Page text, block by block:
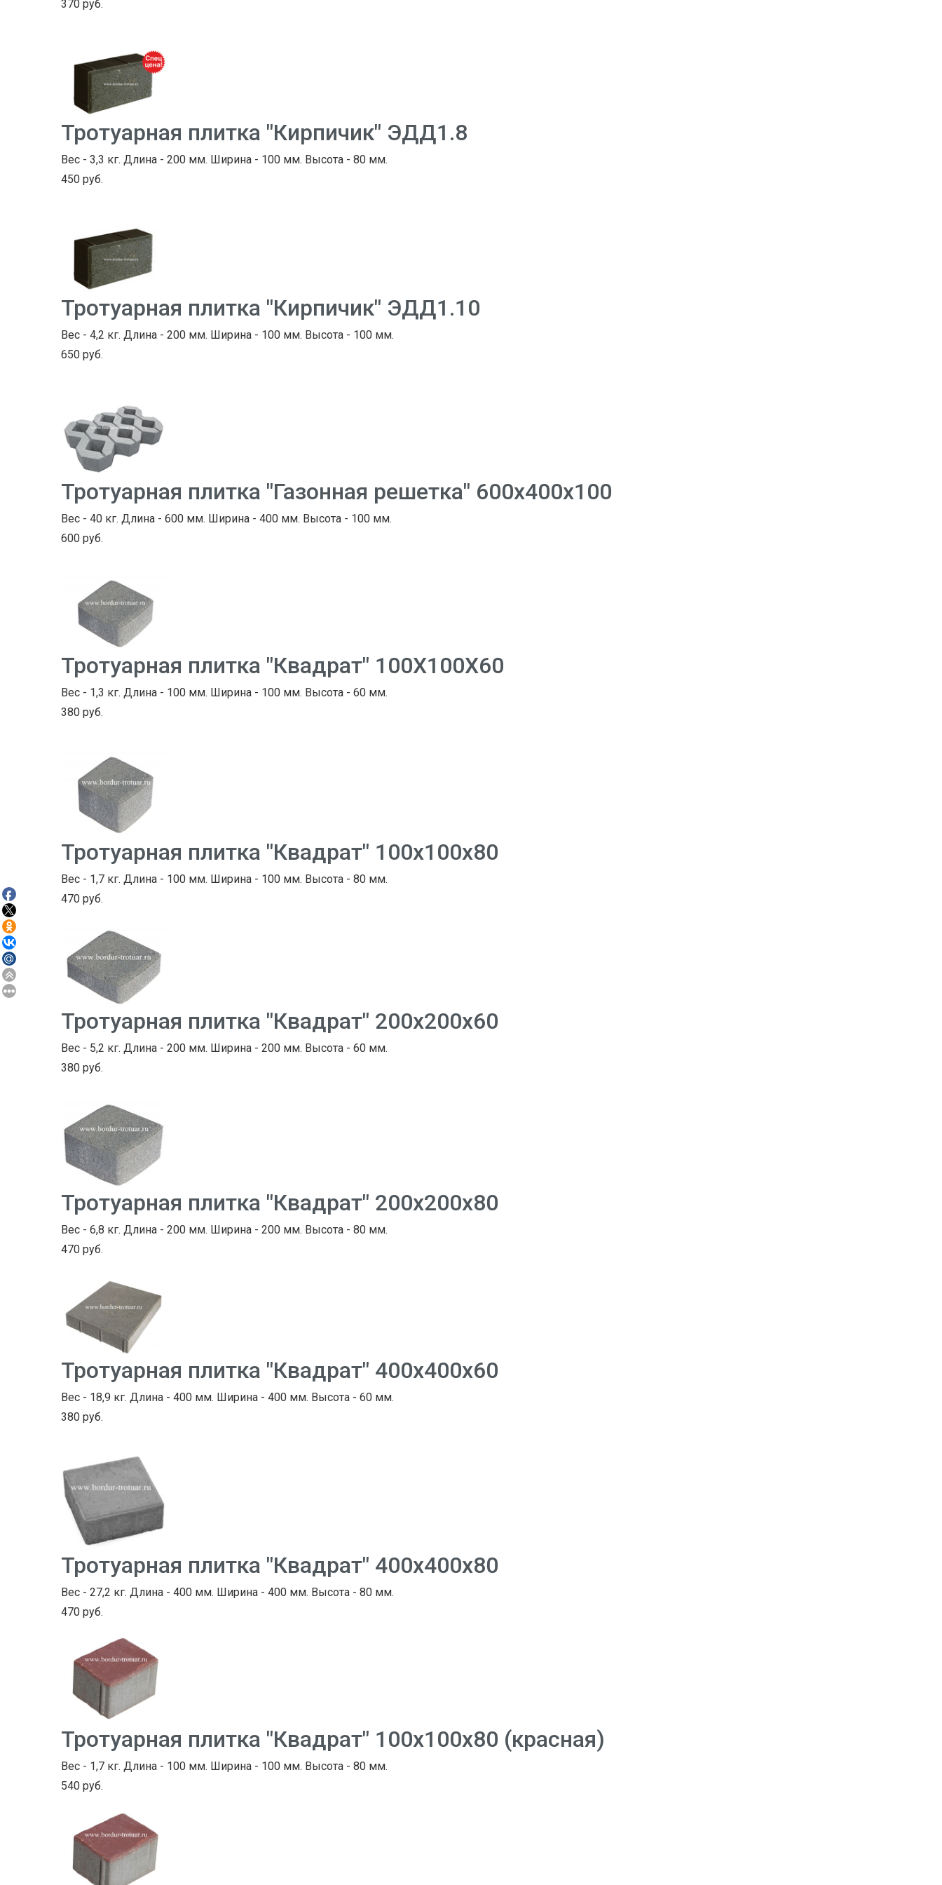
370 руб.
Тротуарная плитка "Кирпичик" ЭДД1.8
Вес - 3,3 кг. Длина - 200 мм. Ширина - 100 мм. Высота - 80 мм.
450 руб.
Тротуарная плитка "Кирпичик" ЭДД1.10
Вес - 4,2 кг. Длина - 200 мм. Ширина - 100 мм. Высота - 100 мм.
650 руб.
Тротуарная плитка "Газонная решетка" 600х400х100
Вес - 40 кг. Длина - 600 мм. Ширина - 400 мм. Высота - 100 мм.
600 руб.
Тротуарная плитка "Квадрат" 100Х100Х60
Вес - 1,3 кг. Длина - 100 мм. Ширина - 100 мм. Высота - 60 мм.
380 руб.
Тротуарная плитка "Квадрат" 100х100х80
Вес - 1,7 кг. Длина - 100 мм. Ширина - 100 мм. Высота - 80 мм.
470 руб.
Тротуарная плитка "Квадрат" 200х200х60
Вес - 5,2 кг. Длина - 200 мм. Ширина - 200 мм. Высота - 60 мм.
380 руб.
Тротуарная плитка "Квадрат" 200х200х80
Вес - 6,8 кг. Длина - 200 мм. Ширина - 200 мм. Высота - 80 мм.
470 руб.
Тротуарная плитка "Квадрат" 400х400х60
Вес - 18,9 кг. Длина - 400 мм. Ширина - 400 мм. Высота - 60 мм.
380 руб.
Тротуарная плитка "Квадрат" 400х400х80
Вес - 27,2 кг. Длина - 400 мм. Ширина - 400 мм. Высота - 80 мм.
470 руб.
Тротуарная плитка "Квадрат" 100х100х80 (красная)
Вес - 1,7 кг. Длина - 100 мм. Ширина - 100 мм. Высота - 80 мм.
540 руб.